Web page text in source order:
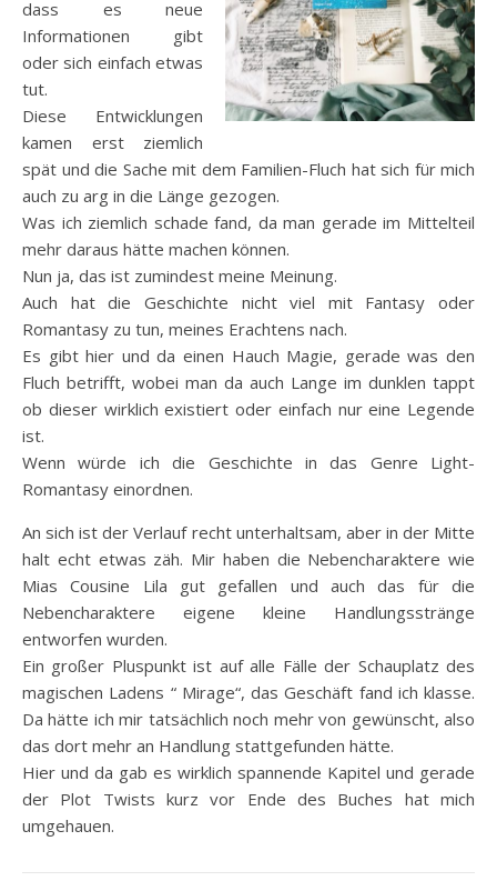
dass es neue
Informationen gibt
oder sich einfach etwas
tut.
Diese Entwicklungen
kamen erst ziemlich
spät und die Sache mit dem Familien-Fluch hat sich für mich
auch zu arg in die Länge gezogen.
Was ich ziemlich schade fand, da man gerade im Mittelteil
mehr daraus hätte machen können.
Nun ja, das ist zumindest meine Meinung.
Auch hat die Geschichte nicht viel mit Fantasy oder
Romantasy zu tun, meines Erachtens nach.
Es gibt hier und da einen Hauch Magie, gerade was den
Fluch betrifft, wobei man da auch Lange im dunklen tappt
ob dieser wirklich existiert oder einfach nur eine Legende
ist.
Wenn würde ich die Geschichte in das Genre Light-
Romantasy einordnen.
An sich ist der Verlauf recht unterhaltsam, aber in der Mitte
halt echt etwas zäh. Mir haben die Nebencharaktere wie
Mias Cousine Lila gut gefallen und auch das für die
Nebencharaktere eigene kleine Handlungsstränge
entworfen wurden.
Ein großer Pluspunkt ist auf alle Fälle der Schauplatz des
magischen Ladens “ Mirage“, das Geschäft fand ich klasse.
Da hätte ich mir tatsächlich noch mehr von gewünscht, also
das dort mehr an Handlung stattgefunden hätte.
Hier und da gab es wirklich spannende Kapitel und gerade
der Plot Twists kurz vor Ende des Buches hat mich
umgehauen.